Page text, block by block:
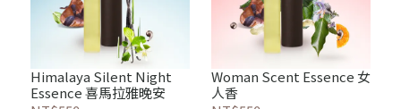
Himalaya Silent Night
Essence 喜馬拉雅晚安
Woman Scent Essence 女
人香